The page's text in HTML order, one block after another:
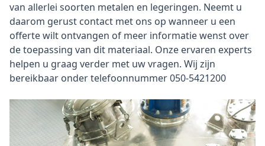
van allerlei soorten metalen en legeringen. Neemt u
daarom gerust contact met ons op wanneer u een
offerte wilt ontvangen of meer informatie wenst over
de toepassing van dit materiaal. Onze ervaren experts
helpen u graag verder met uw vragen. Wij zijn
bereikbaar onder telefoonnummer 050-5421200